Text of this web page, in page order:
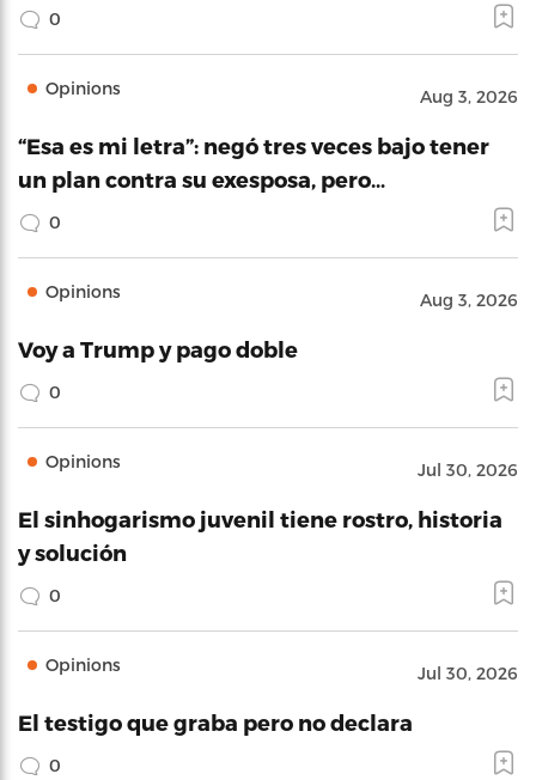
0
Opinions Aug 3, 2026
“Esa es mi letra”: negó tres veces bajo tener
un plan contra su exesposa, pero…
0
Opinions Aug 3, 2026
Voy a Trump y pago doble
0
Opinions Jul 30, 2026
El sinhogarismo juvenil tiene rostro, historia
y solución
0
Opinions Jul 30, 2026
El testigo que graba pero no declara
0